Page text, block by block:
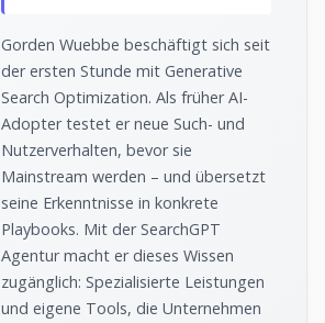
Gorden Wuebbe beschäftigt sich seit
der ersten Stunde mit Generative
Search Optimization. Als früher AI-
Adopter testet er neue Such- und
Nutzerverhalten, bevor sie
Mainstream werden – und übersetzt
seine Erkenntnisse in konkrete
Playbooks. Mit der SearchGPT
Agentur macht er dieses Wissen
zugänglich: Spezialisierte Leistungen
und eigene Tools, die Unternehmen